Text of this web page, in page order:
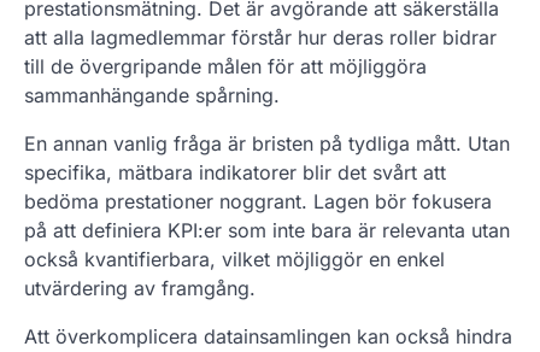
prestationsmätning. Det är avgörande att säkerställa
att alla lagmedlemmar förstår hur deras roller bidrar
till de övergripande målen för att möjliggöra
sammanhängande spårning.
En annan vanlig fråga är bristen på tydliga mått. Utan
specifika, mätbara indikatorer blir det svårt att
bedöma prestationer noggrant. Lagen bör fokusera
på att definiera KPI:er som inte bara är relevanta utan
också kvantifierbara, vilket möjliggör en enkel
utvärdering av framgång.
Att överkomplicera datainsamlingen kan också hindra